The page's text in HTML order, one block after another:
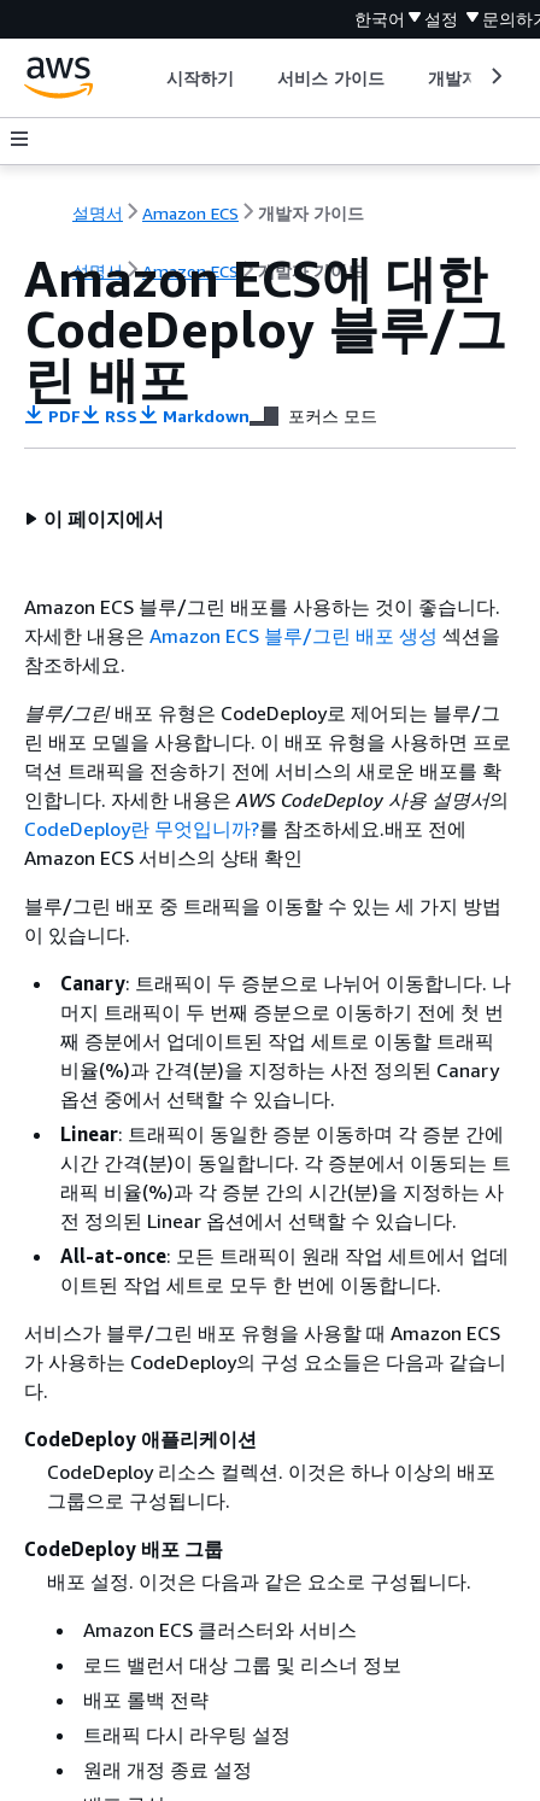
한국어 설정 문의하
시작하기 서비스 가이드 개발자 도구
설명서 Amazon ECS 개발자 가이드
설명서 Amazon ECS 개발자 가이드
Amazon ECS에 대한
CodeDeploy 블루/그
린 배포
PDF RSS Markdown 포커스 모드
이 페이지에서
Amazon ECS 블루/그린 배포를 사용하는 것이 좋습니다.
자세한 내용은 Amazon ECS 블루/그린 배포 생성 섹션을
참조하세요.
블루/그린배포 유형은 CodeDeploy로 제어되는 블루/그
린 배포 모델을 사용합니다. 이 배포 유형을 사용하면 프로
덕션 트래픽을 전송하기 전에 서비스의 새로운 배포를 확
인합니다. 자세한 내용은AWS CodeDeploy 사용 설명서의
CodeDeploy란 무엇입니까?를 참조하세요.배포 전에
Amazon ECS 서비스의 상태 확인
블루/그린 배포 중 트래픽을 이동할 수 있는 세 가지 방법
이 있습니다.
Canary: 트래픽이 두 증분으로 나뉘어 이동합니다. 나
머지 트래픽이 두 번째 증분으로 이동하기 전에 첫 번
째 증분에서 업데이트된 작업 세트로 이동할 트래픽
비율(%)과 간격(분)을 지정하는 사전 정의된 Canary
옵션 중에서 선택할 수 있습니다.
Linear: 트래픽이 동일한 증분 이동하며 각 증분 간에
시간 간격(분)이 동일합니다. 각 증분에서 이동되는 트
래픽 비율(%)과 각 증분 간의 시간(분)을 지정하는 사
전 정의된 Linear 옵션에서 선택할 수 있습니다.
All-at-once: 모든 트래픽이 원래 작업 세트에서 업데
이트된 작업 세트로 모두 한 번에 이동합니다.
서비스가 블루/그린 배포 유형을 사용할 때 Amazon ECS
가 사용하는 CodeDeploy의 구성 요소들은 다음과 같습니
다.
CodeDeploy 애플리케이션
CodeDeploy 리소스 컬렉션. 이것은 하나 이상의 배포
그룹으로 구성됩니다.
CodeDeploy 배포 그룹
배포 설정. 이것은 다음과 같은 요소로 구성됩니다.
Amazon ECS 클러스터와 서비스
로드 밸런서 대상 그룹 및 리스너 정보
배포 롤백 전략
트래픽 다시 라우팅 설정
원래 개정 종료 설정